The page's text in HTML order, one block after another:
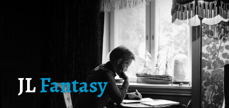
JLFantasy